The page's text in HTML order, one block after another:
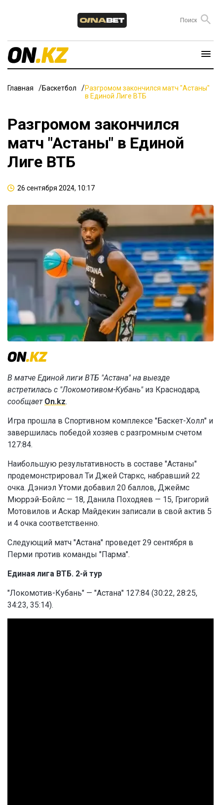
Главная Баскетбол
Разгромом закончился матч "Астаны"
в Единой Лиге ВТБ
Разгромом закончился
матч "Астаны" в Единой
Лиге ВТБ
26 сентября 2024, 10:17
В матче Единой лиги ВТБ "Астана" на выезде
встретилась с "Локомотивом-Кубань" из Краснодара,
сообщает On.kz.
Игра прошла в Спортивном комплексе "Баскет-Холл" и
завершилась победой хозяев с разгромным счетом
127:84.
Наибольшую результативность в составе "Астаны"
продемонстрировал Ти Джей Старкс, набравший 22
очка. Дэниэл Утоми добавил 20 баллов, Джеймс
Мюррэй-Бойлс — 18, Данила Походяев — 15, Григорий
Мотовилов и Аскар Майдекин записали в свой актив 5
и 4 очка соответственно.
Следующий матч "Астана" проведет 29 сентября в
Перми против команды "Парма".
Единая лига ВТБ. 2-й тур
"Локомотив-Кубань" — "Астана" 127:84 (30:22, 28:25,
34:23, 35:14).